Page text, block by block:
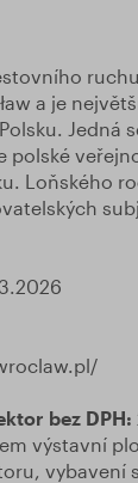
a je
Jedná
polské
Loňského
bez DPH:
výstavní
vybavení